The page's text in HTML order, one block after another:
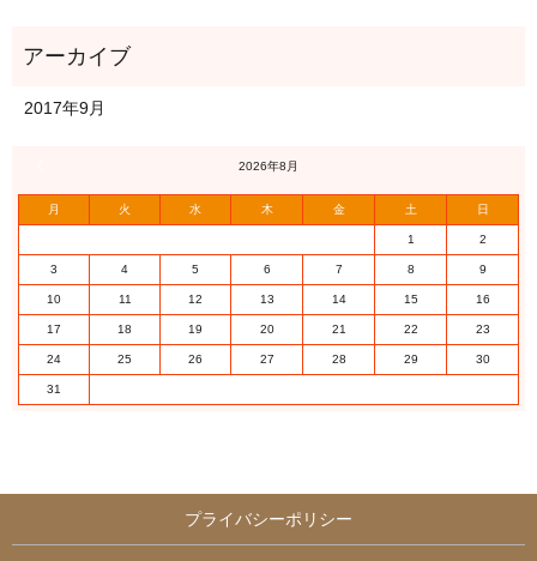
2017年9月
2026年8月
月 火 水 木 金 土 日
1 2
3 4 5 6 7 8 9
10 11 12 13 14 15 16
17 18 19 20 21 22 23
24 25 26 27 28 29 30
31
プライバシーポリシー